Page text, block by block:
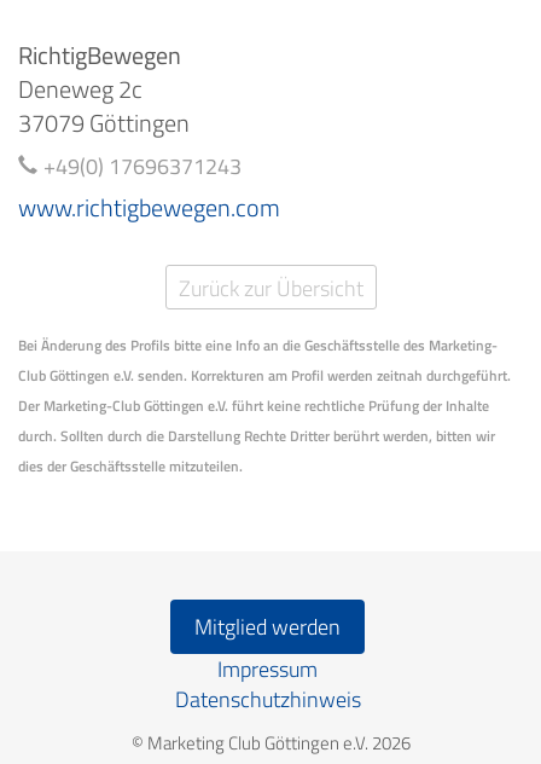
RichtigBewegen
Deneweg 2c
37079 Göttingen
+49(0) 17696371243
www.richtigbewegen.com
Zurück zur Übersicht
Bei Änderung des Profils bitte eine Info an die Geschäftsstelle des Marketing-
Club Göttingen e.V. senden. Korrekturen am Profil werden zeitnah durchgeführt.
Der Marketing-Club Göttingen e.V. führt keine rechtliche Prüfung der Inhalte
durch. Sollten durch die Darstellung Rechte Dritter berührt werden, bitten wir
dies der Geschäftsstelle mitzuteilen.
Mitglied werden
Impressum
Datenschutzhinweis
© Marketing Club Göttingen e.V. 2026